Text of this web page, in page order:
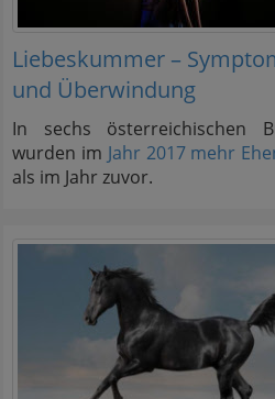
Liebeskummer –
und Überwindung
In sechs österreichischen
wurden im Jahr 2017 mehr
als im Jahr zuvor.